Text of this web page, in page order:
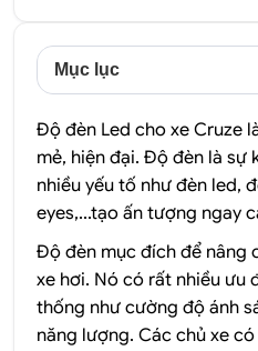
Mục lục
Độ đèn Led cho xe Cruze
mẻ, hiện đại. Độ đèn là sự
nhiều yếu tố như đèn led,
eyes,...tạo ấn tượng ngay
Độ đèn mục đích để nâng
xe hơi. Nó có rất nhiều ưu
thống như cường độ ánh
năng lượng. Các chủ xe